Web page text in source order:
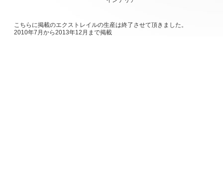
こちらに掲載のエクストレイルの生産は終了させて頂きました。
2010年7月から2013年12月まで掲載